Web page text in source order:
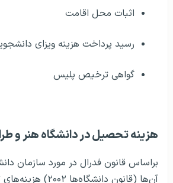
اثبات محل اقامت
رسید پرداخت هزینه ویزای
گواهی ترخیص پلیس
هزینه تحصیل در دانشگاه هنر و
براساس قانون فدرال در مورد سازمان
آن‌ها (قانون